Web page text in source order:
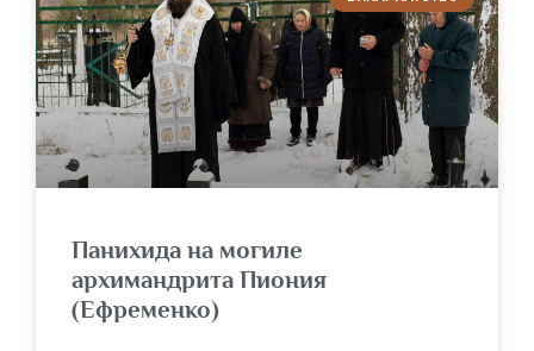
Панихида на могиле
архимандрита Пиония
(Ефременко)